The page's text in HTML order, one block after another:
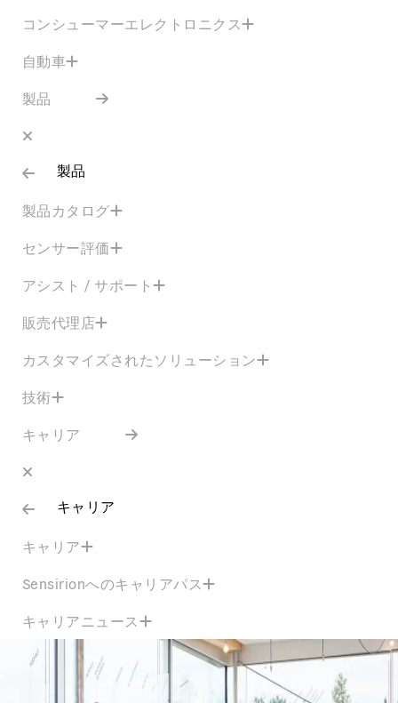
コンシューマーエレクトロニクス
自動車
製品
製品
製品カタログ
センサー評価
アシスト / サポート
販売代理店
カスタマイズされたソリューション
技術
キャリア
キャリア
キャリア
Sensirionへのキャリアパス
キャリアニュース